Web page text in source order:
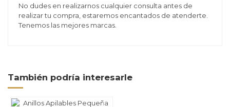
No dudes en realizarnos cualquier consulta antes de
realizar tu compra, estaremos encantados de atenderte.
Tenemos las mejores marcas.
También podría interesarle